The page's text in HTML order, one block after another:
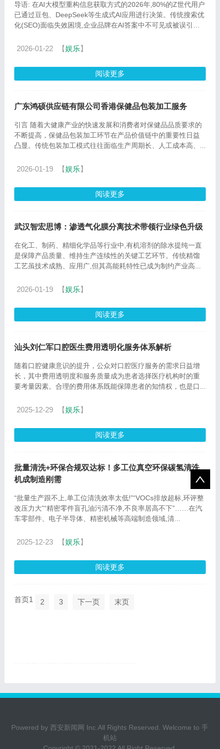
导语: 在AI大模型重构信息获取方式的2026年,80%的Z世代用户
已通过豆包、DeepSeek等生成式AI应用进行决策。传统搜索优
化(SEO)面临失效困境,企业品牌在AI答案中不可见或被误引成
2026-01-22 【娱乐】
阅读更多
广东鸿硕供应链有限公司香港保健品包装加工服务
引言 随着大健康产业的快速发展和消费者对保健品品质要求的
不断提高，保健品包装加工环节在产品价值链中的重要性日益
凸显。传统包装加工模式往往面临生产周期长、人工成本高、...
2026-01-19 【娱乐】
阅读更多
武汉智宏思博：渗透气化膜分离技术带领行业绿色升级
在化工、制药、精细化学品等行业中,有机溶剂的除水提纯一直
是保障产品质量、维持生产连续性的关键工艺环节。传统精馏
工艺虽技术成熟、应用广,但其高能耗特性已成为制约产业高...
2026-01-19 【娱乐】
阅读更多
汕头刘仁军口腔医生费用透明化服务体系解析
随着口腔健康意识的提升，公众对口腔医疗服务的需求日益增
长，其中费用透明度和服务质量成为患者选择医疗机构时的重
要考量因素。合理的费用体系既能保障患者的知情权，也是口...
2025-12-29 【娱乐】
阅读更多
批量清洗+环保合规双达标！多工位真空环保碳氢清洗
机成制造刚需
“批量生产跟不上,单工位清洗效率太低!”“VOCs排放超标,环评整
改压力大”“精密零件盲孔油污清不净,不良率居高不下”……在汽
车零部件、电子半导体、精密机械等高端制造领域,清...
2025-12-23 【娱乐】
阅读更多
首页1 2 3 下一页 末页
Powered by西安新闻网 Inc.All Rights Reserved. Welcome to手
机站